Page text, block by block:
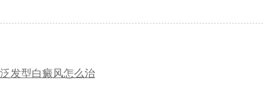
泛发型白癜风怎么治